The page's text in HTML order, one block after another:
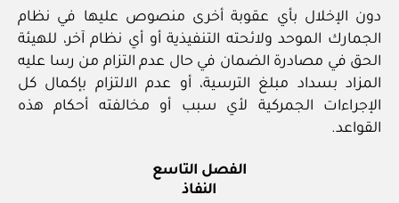
دون الإخلال بأي عقوبة أخرى منصوص عليها في نظام
الجمارك الموحد ولائحته التنفيذية أو أي نظام آخر، للهيئة
الحق في مصادرة الضمان في حال عدم التزام من رسا عليه
المزاد بسداد مبلغ الترسية، أو عدم الالتزام بإكمال كل
الإجراءات الجمركية لأي سبب أو مخالفته أحكام هذه
القواعد.
الفصل التاسع
النفاذ